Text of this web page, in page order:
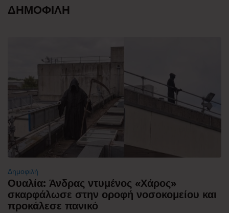
ΔΗΜΟΦΙΛΗ
Δημοφιλή
Ουαλία: Άνδρας ντυμένος «Χάρος»
σκαρφάλωσε στην οροφή νοσοκομείου και
προκάλεσε πανικό